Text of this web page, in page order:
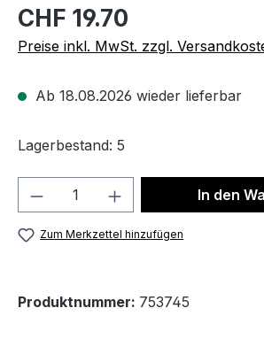
CHF 19.70
Preise inkl. MwSt. zzgl.
Ab 18.08.2026 wieder lieferbar
Lagerbestand: 5
Produkt Anzahl: GibIn den
Zum Merkzettel hinzufügen
Produktnummer: 753745